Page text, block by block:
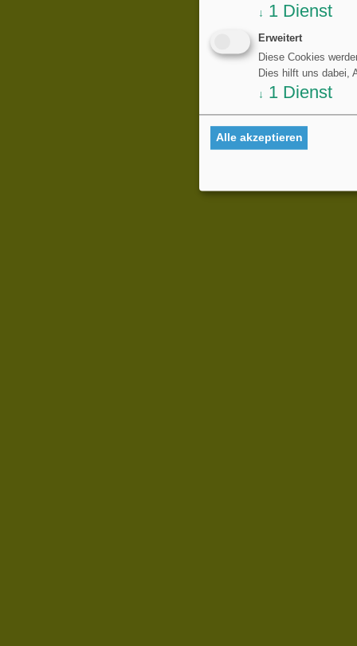
↓ 1 Dienst
Erweitert
Diese Cookies
Dies hilft uns dabei,
↓ 1 Dienst
Alle akzeptieren